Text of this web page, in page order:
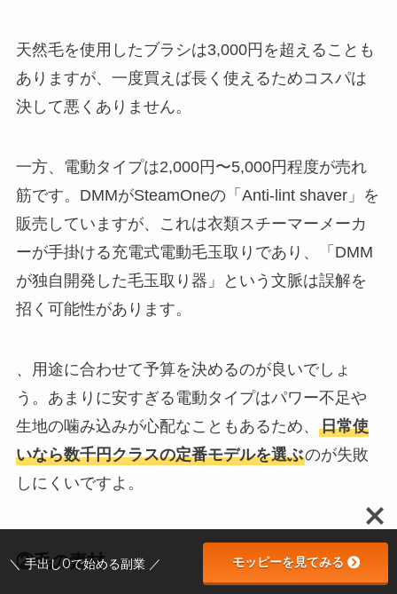
天然毛を使用したブラシは3,000円を超えることも
ありますが、一度買えば長く使えるためコスパは
決して悪くありません。
一方、電動タイプは2,000円〜5,000円程度が売れ
筋です。DMMがSteamOneの「Anti-lint shaver」を
販売していますが、これは衣類スチーマーメーカ
ーが手掛ける充電式電動毛玉取りであり、「DMM
が独自開発した毛玉取り器」という文脈は誤解を
招く可能性があります。
、用途に合わせて予算を決めるのが良いでしょ
う。あまりに安すぎる電動タイプはパワー不足や
生地の噛み込みが心配なこともあるため、 日常使
いなら数千円クラスの定番モデルを選ぶのが失敗
しにくいですよ。
②毛の素材
＼ 手出し0で始める副業 ／ モッピーを見てみる